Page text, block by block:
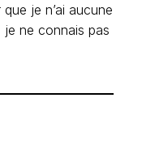
je n’ai aucune
je ne connais pas